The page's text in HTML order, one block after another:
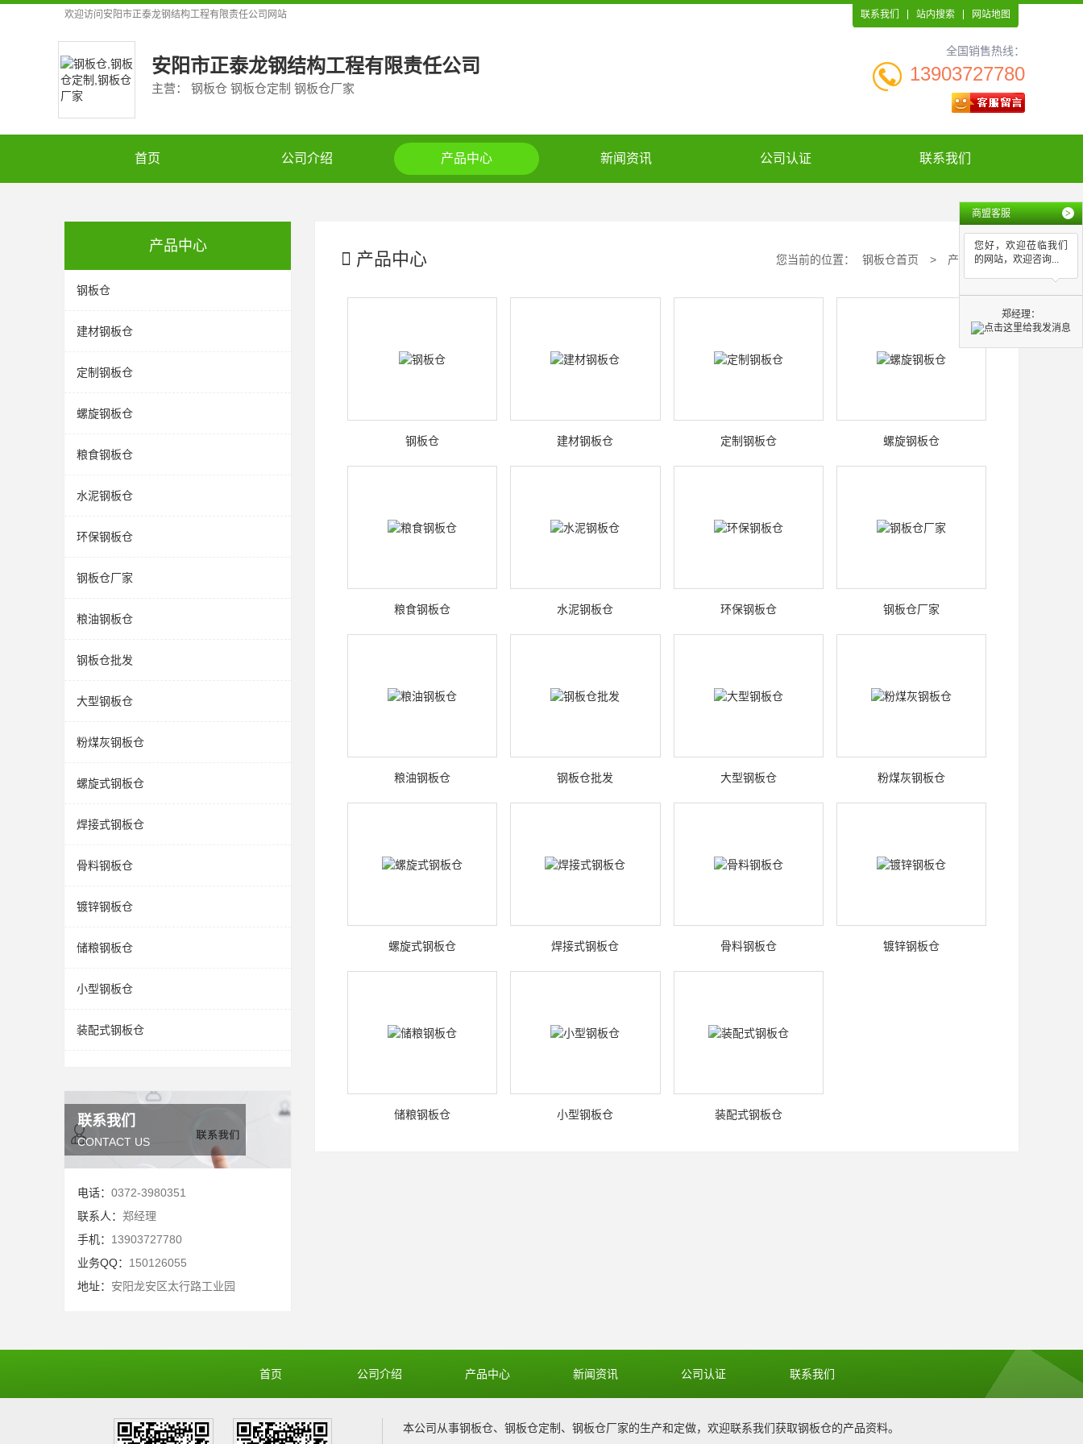
欢迎访问 安阳市正泰龙钢结构工程有限责任公司 网站 联系我们 站内搜索 网站地图
安阳市正泰龙钢结构工程有限责任公司
主营： 钢板仓 钢板仓定制 钢板仓厂家
全国销售热线：
13903727780
首页 公司介绍 产品中心 新闻资讯 公司认证 联系我们
产品中心
钢板仓
建材钢板仓
定制钢板仓
螺旋钢板仓
粮食钢板仓
水泥钢板仓
环保钢板仓
钢板仓厂家
粮油钢板仓
钢板仓批发
大型钢板仓
粉煤灰钢板仓
螺旋式钢板仓
焊接式钢板仓
骨料钢板仓
镀锌钢板仓
储粮钢板仓
小型钢板仓
装配式钢板仓
联系我们
CONTACT US
电话： 0372-3980351
联系人： 郑经理
手机： 13903727780
业务QQ： 150126055
地址： 安阳龙安区太行路工业园
产品中心 您当前的位置： 钢板仓首页 > 产品中心
钢板仓 建材钢板仓 定制钢板仓 螺旋钢板仓
粮食钢板仓 水泥钢板仓 环保钢板仓 钢板仓厂家
粮油钢板仓 钢板仓批发 大型钢板仓 粉煤灰钢板仓
螺旋式钢板仓 焊接式钢板仓 骨料钢板仓 镀锌钢板仓
储粮钢板仓 小型钢板仓 装配式钢板仓
首页 公司介绍 产品中心 新闻资讯 公司认证 联系我们
本公司从事钢板仓、 钢板仓定制 、 钢板仓厂家的生产和定做，欢迎联系我们获取钢板仓的产品资料。
商盟客服 >
您好，欢迎莅临我们
的网站，欢迎咨询...
郑经理：